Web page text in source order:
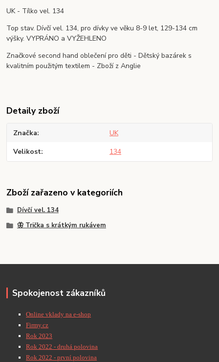
UK - Tílko vel. 134
Top stav. Dívčí vel. 134, pro dívky ve věku 8-9 let, 129-134 cm
výšky. VYPRÁNO a VYŽEHLENO
Značkové second hand oblečení pro děti - Dětský bazárek s
kvalitním použitým textilem - Zboží z Anglie
Detaily zboží
Značka UK
Velikost 134
Zboží zařazeno v kategoriích
Dívčí vel. 134
🦋 Trička s krátkým rukávem
Spokojenost zákazníků
Online vklady na e-shop
Firmy.cz
Rok 2023
Rok 2022 - druhá polovina
Rok 2022 - první polovina